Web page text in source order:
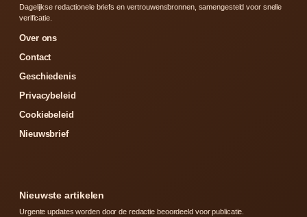
Dagelijkse redactionele briefs en vertrouwensbronnen, samengesteld voor snelle
verificatie.
Over ons
Contact
Geschiedenis
Privacybeleid
Cookiebeleid
Nieuwsbrief
Nieuwste artikelen
Urgente updates worden door de redactie beoordeeld voor publicatie.